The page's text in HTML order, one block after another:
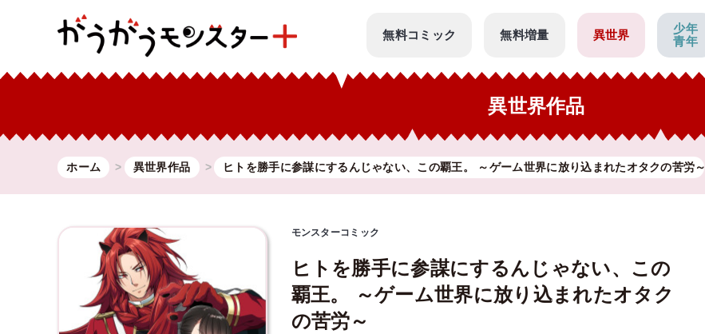
無料コミック 無料増量 異世界
少年
青年
異世界作品
ホーム 異世界作品 ヒトを勝手に参謀にするんじゃない、この覇王。 ～ゲーム世界に放り込まれたオタクの苦労～
モンスターコミック
ヒトを勝手に参謀にするんじゃない、この
覇王。 ～ゲーム世界に放り込まれたオタク
の苦労～